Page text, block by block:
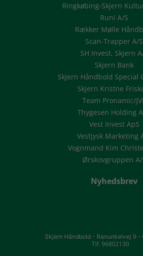
Ringkøbing-Skjern
Runi A/S
Rækker Mølle
Scan-Trapper A/S
SH Invest, Skjern
Skjern Bank
Skjern Håndbold Special
Skjern Kristne
Team Pronamic/
Thygesen Holding
Vest Invest ApS
Vestjysk Marketing
Vognmand Kim
Ørskovgruppen A/
Nyhedsbrev
Skjern Håndbold - Ranunkelvej 9 -
Tlf. 96802130